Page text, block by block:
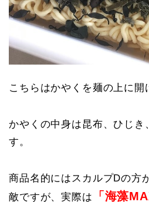
こちらはかやくを麺の上に開
かやくの中身は昆布、ひじ
す。
商品名的にはスカルプDの方
敵ですが、実際は
「海藻